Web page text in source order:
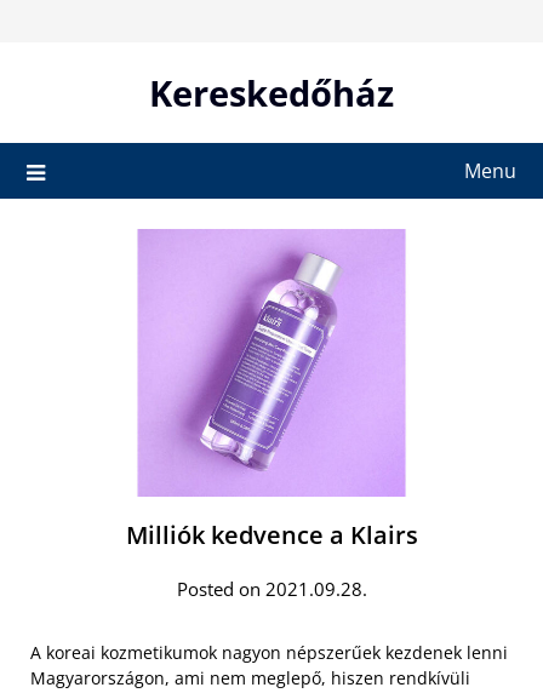
Kereskedőház
Menu
Milliók kedvence a Klairs
Posted on 2021.09.28.
A koreai kozmetikumok nagyon népszerűek kezdenek lenni
Magyarországon, ami nem meglepő, hiszen rendkívüli